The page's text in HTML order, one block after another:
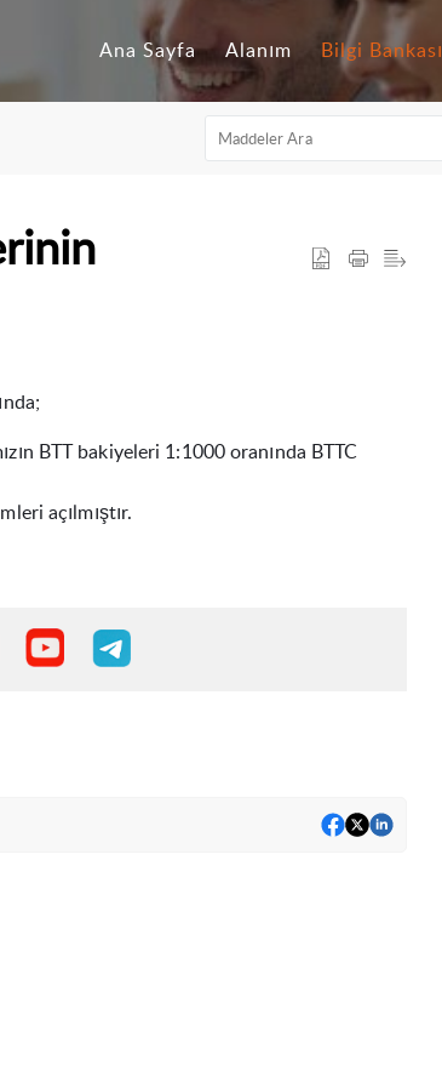
Ana Sayfa Alanım Bilgi Bankası
;
BTT bakiyeleri 1:1000 oranında BTTC
açılmıştır.